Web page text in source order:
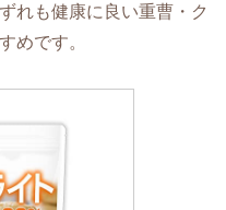
れも健康に良い重曹・ク
めです。